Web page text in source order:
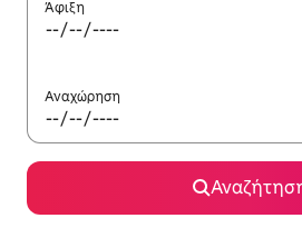
Άφιξη
Αναχώρηση